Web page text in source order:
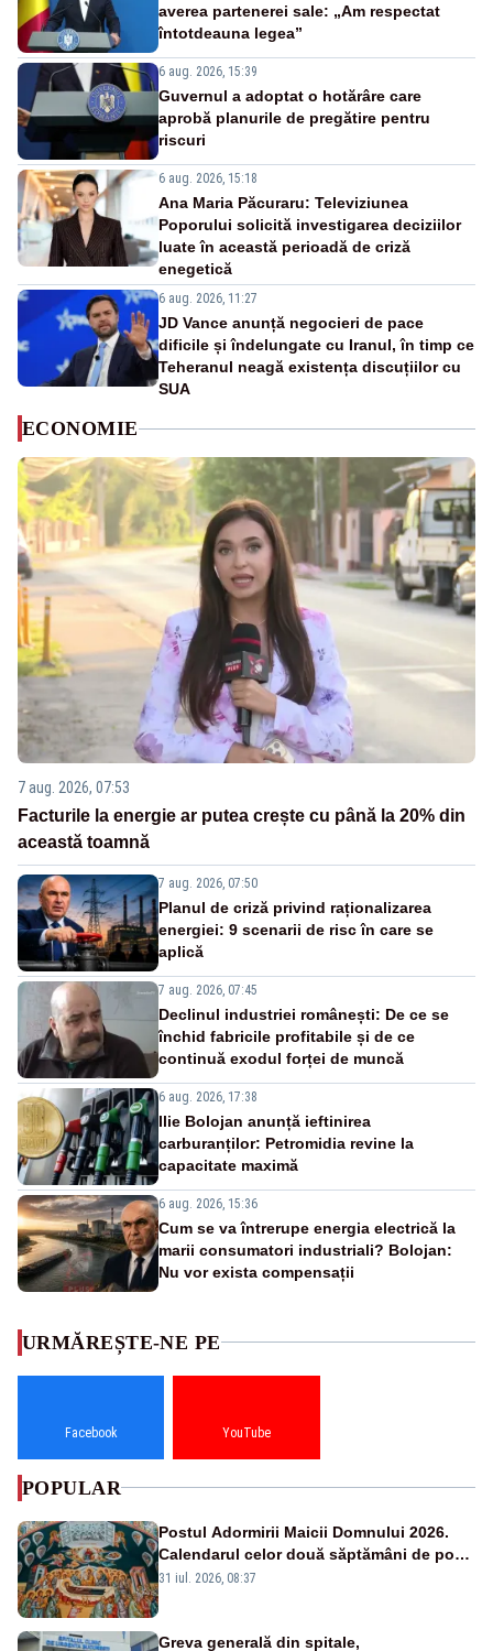
averea partenerei sale: „Am respectat
întotdeauna legea”
6 aug. 2026, 15:39
Guvernul a adoptat o hotărâre care
aprobă planurile de pregătire pentru
riscuri
6 aug. 2026, 15:18
Ana Maria Păcuraru: Televiziunea
Poporului solicită investigarea deciziilor
luate în această perioadă de criză
enegetică
6 aug. 2026, 11:27
JD Vance anunță negocieri de pace
dificile și îndelungate cu Iranul, în timp ce
Teheranul neagă existența discuțiilor cu
SUA
ECONOMIE
7 aug. 2026, 07:53
Facturile la energie ar putea crește cu până la 20% din
această toamnă
7 aug. 2026, 07:50
Planul de criză privind raționalizarea
energiei: 9 scenarii de risc în care se
aplică
7 aug. 2026, 07:45
Declinul industriei românești: De ce se
închid fabricile profitabile și de ce
continuă exodul forței de muncă
6 aug. 2026, 17:38
Ilie Bolojan anunță ieftinirea
carburanților: Petromidia revine la
capacitate maximă
6 aug. 2026, 15:36
Cum se va întrerupe energia electrică la
marii consumatori industriali? Bolojan:
Nu vor exista compensații
URMĂREȘTE-NE PE
Facebook YouTube
POPULAR
Postul Adormirii Maicii Domnului 2026.
Calendarul celor două săptămâni de post
și zilele cu dezlegare la pește
31 iul. 2026, 08:37
Greva generală din spitale,